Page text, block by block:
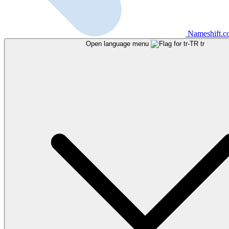
Open language menu tr